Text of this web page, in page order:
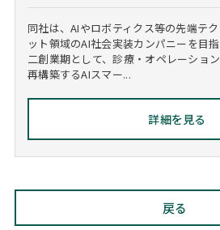
同社は、AIやロボティクス等の先端テ
ット領域のAI社会実装カンパニーを目
二創業期として、診療・オペレーショ
再構築するAIスマー...
詳細を見る
戻る